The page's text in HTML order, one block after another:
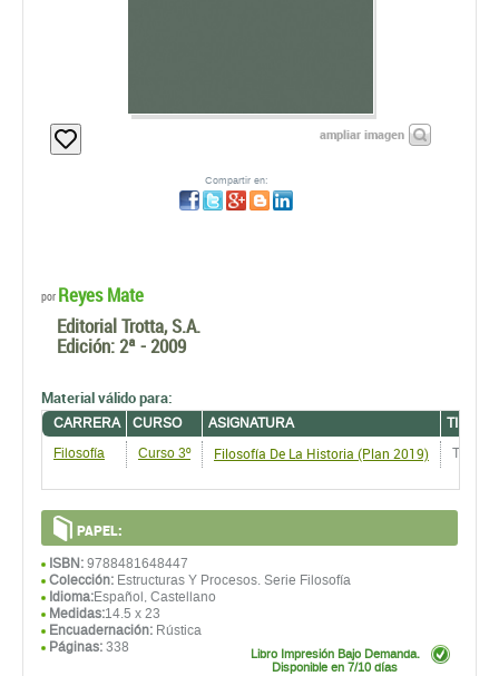
ampliar imagen
Compartir en:
por Reyes Mate
Editorial Trotta, S.A.
Edición: 2ª - 2009
Material válido para:
CARRERA CURSO ASIGNATURA
TIPO
Filosofía
Curso 3º Filosofía De La Historia (Plan 2019)
PAPEL:
ISBN: 9788481648447
Colección: Estructuras Y Procesos. Serie Filosofía
Idioma:Español, Castellano
Medidas:14.5 x 23
Encuadernación: Rústica
Páginas: 338
Libro Impresión Bajo Demanda.
Disponible en 7/10 días